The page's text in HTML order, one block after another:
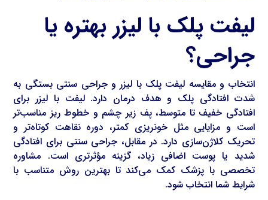
لیفت پلک با لیزر بهتره یا
جراحی؟
انتخاب و مقایسه لیفت پلک با لیزر و جراحی سنتی بستگی به
شدت افتادگی پلک و هدف درمان دارد. لیفت با لیزر برای
افتادگی خفیف تا متوسط، پف زیر چشم و خطوط ریز مناسب‌تر
است و مزایایی مثل خونریزی کمتر، دوره نقاهت کوتاه‌تر و
تحریک کلاژن‌سازی دارد. در مقابل، جراحی سنتی برای افتادگی
شدید یا پوست اضافی زیاد، گزینه مؤثرتری است. مشاوره
تخصصی با پزشک کمک می‌کند تا بهترین روش متناسب با
شرایط شما انتخاب شود.